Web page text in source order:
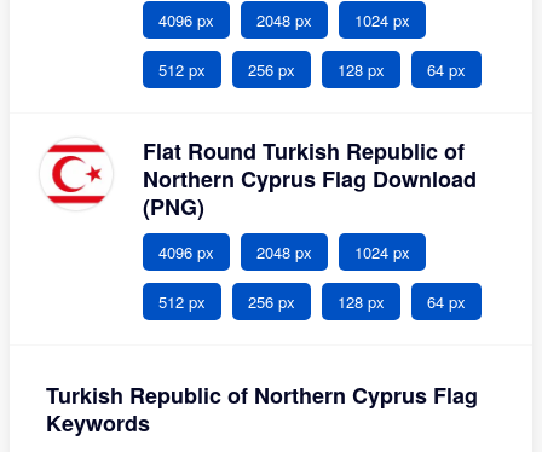
4096 px 2048 px 1024 px
512 px 256 px 128 px 64 px
Flat Round Turkish Republic of
Northern Cyprus Flag Download
(PNG)
4096 px 2048 px 1024 px
512 px 256 px 128 px 64 px
Turkish Republic of Northern Cyprus Flag
Keywords